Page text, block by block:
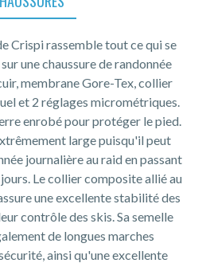
Crispi rassemble tout ce qui se
une chaussure de randonnée
membrane Gore-Tex, collier
et 2 réglages micrométriques.
enrobé pour protéger le pied.
large puisqu'il peut
journalière au raid en passant
Le collier composite allié au
une excellente stabilité des
contrôle des skis. Sa semelle
de longues marches
ainsi qu'une excellente